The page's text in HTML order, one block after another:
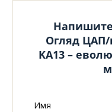
Огляд ЦАП/
KA13 –
Имя